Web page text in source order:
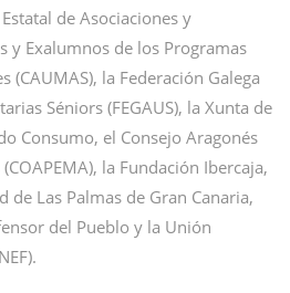
de Asociaciones y
y Exalumnos de los Programas
(CAUMAS), la Federación Galega
Séniors (FEGAUS), la Xunta de
Consumo, el Consejo Aragonés
la Fundación Ibercaja,
de Las Palmas de Gran Canaria,
del Pueblo y la Unión